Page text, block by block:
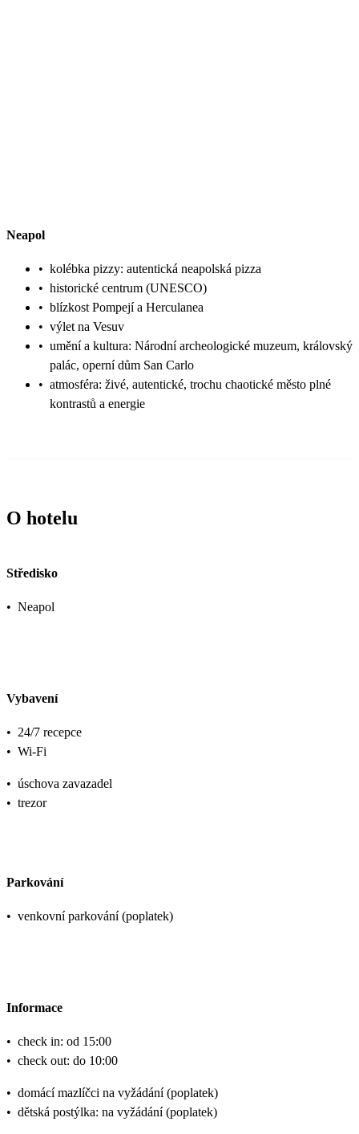
Neapol
• kolébka pizzy: autentická neapolská pizza
• historické centrum (UNESCO)
• blízkost Pompejí a Herculanea
• výlet na Vesuv
• umění a kultura: Národní archeologické muzeum, královský
palác, operní dům San Carlo
• atmosféra: živé, autentické, trochu chaotické město plné
kontrastů a energie
O hotelu
Středisko
• Neapol
Vybavení
• 24/7 recepce
• Wi-Fi
• úschova zavazadel
• trezor
Parkování
• venkovní parkování (poplatek)
Informace
• check in: od 15:00
• check out: do 10:00
• domácí mazlíčci na vyžádání (poplatek)
• dětská postýlka: na vyžádání (poplatek)